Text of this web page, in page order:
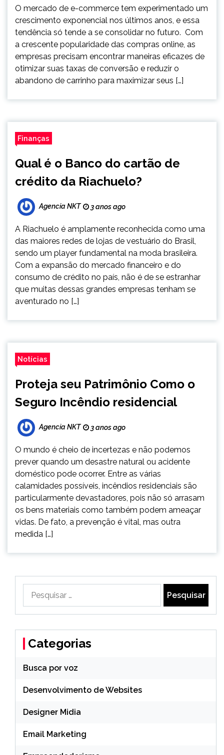
O mercado de e-commerce tem experimentado um
crescimento exponencial nos últimos anos, e essa
tendência só tende a se consolidar no futuro. Com
a crescente popularidade das compras online, as
empresas precisam encontrar maneiras eficazes de
otimizar suas taxas de conversão e reduzir o
abandono de carrinho para maximizar seus […]
Finanças
Qual é o Banco do cartão de
crédito da Riachuelo?
Agencia NKT 3 anos ago
A Riachuelo é amplamente reconhecida como uma
das maiores redes de lojas de vestuário do Brasil,
sendo um player fundamental na moda brasileira.
Com a expansão do mercado financeiro e do
consumo de crédito no país, não é de se estranhar
que muitas dessas grandes empresas tenham se
aventurado no […]
Notícias
Proteja seu Patrimônio Como o
Seguro Incêndio residencial
Agencia NKT 3 anos ago
O mundo é cheio de incertezas e não podemos
prever quando um desastre natural ou acidente
doméstico pode ocorrer. Entre as várias
calamidades possíveis, incêndios residenciais são
particularmente devastadores, pois não só arrasam
os bens materiais como também podem ameaçar
vidas. De fato, a prevenção é vital, mas outra
medida […]
por:
Categorias
Busca por voz
Desenvolvimento de Websites
Designer Midia
Email Marketing